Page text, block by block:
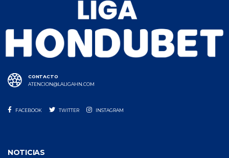
CONTACTO
ATENCION@LALIGAHN.COM
FACEBOOK TWITTER INSTAGRAM
NOTICIAS